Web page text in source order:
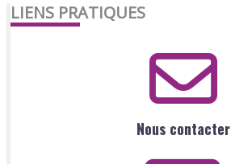
LIENS PRATIQUES
Nous contacter